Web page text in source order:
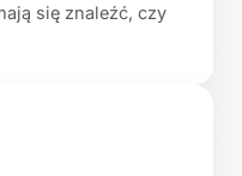
się znaleźć, czy